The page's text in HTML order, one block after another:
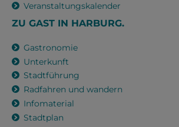
Veranstaltungskalender
ZU GAST IN HARBURG.
Gastronomie
Unterkunft
Stadtführung
Radfahren und wandern
Infomaterial
Stadtplan